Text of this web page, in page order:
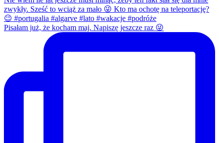
Pisałam już, że kocham maj. Napiszę jeszcze raz 😜